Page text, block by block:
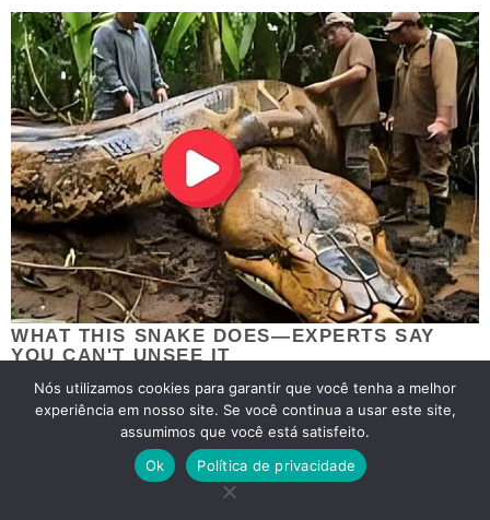
Nós utilizamos cookies para garantir que você tenha a melhor
experiência em nosso site. Se você continua a usar este site,
assumimos que você está satisfeito.
Ok
Política de privacidade